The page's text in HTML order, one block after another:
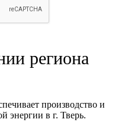
региона
производство и
энергии в г. Тверь.